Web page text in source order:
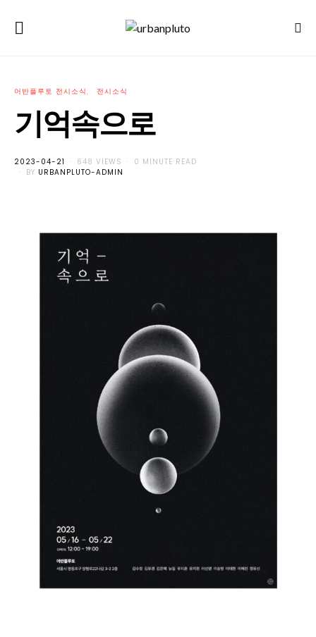
어반플루토 전시소식 전시소식
기억속으로
POSTED
ON
2023-04-21 648 VIEWS
0 MINUTE READ
BY URBANPLUTO-ADMIN